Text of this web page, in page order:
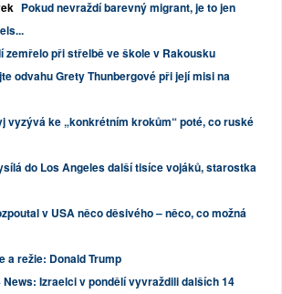
Pokud nevraždí barevný migrant, je to jen
zemřelo při střelbě ve škole v Rakousku
odvahu Grety Thunbergové při její misi na
vyzývá ke „konkrétním krokům“ poté, co ruské
do Los Angeles další tisíce vojáků, starostka
v USA něco děsivého – něco, co možná
a režie: Donald Trump
News: Izraelci v pondělí vyvraždili dalších 14